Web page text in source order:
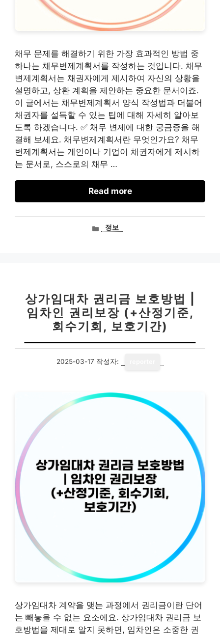
채무 문제를 해결하기 위한 가장 효과적인 방법 중
하나는 채무변제계획서를 작성하는 것입니다. 채무
변제계획서는 채권자에게 제시하여 자신의 상황을
설명하고, 상환 계획을 제안하는 중요한 문서이죠.
이 글에서는 채무변제계획서 양식 작성법과 더불어
채권자를 설득할 수 있는 팁에 대해 자세히 알아보
도록 하겠습니다. ✅ 채무 변제에 대한 궁금증을 해
결해 보세요. 채무변제계획서란 무엇인가요? 채무
변제계획서는 개인이나 기업이 채권자에게 제시하
는 문서로, 스스로의 채무 …
Read more
카정보
상가임대차 권리금 보호방법 |
임차인 권리보장 (+산정기준,
회수기회, 보호기간)
2025-03-17 작성자:
상가임대차 계약을 맺는 과정에서 권리금이란 단어
는 빼놓을 수 없는 요소에요. 상가임대차 권리금 보
호방법을 제대로 알지 못하면, 임차인은 소중한 권